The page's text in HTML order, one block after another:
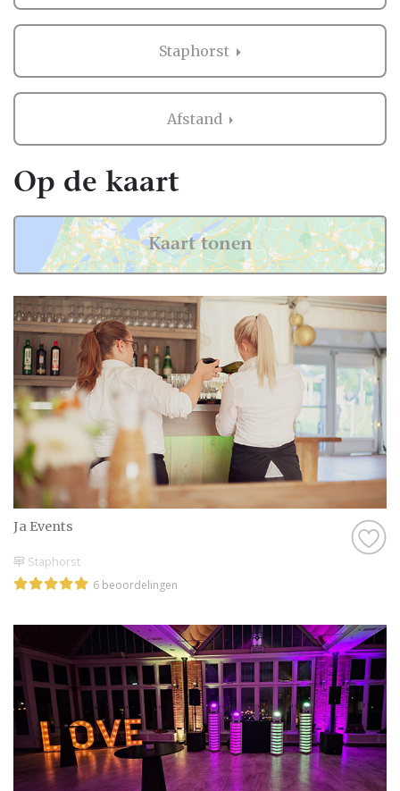
Staphorst
Afstand
Ja Events
Staphorst
6 beoordelingen
Op de kaart
Kaart tonen